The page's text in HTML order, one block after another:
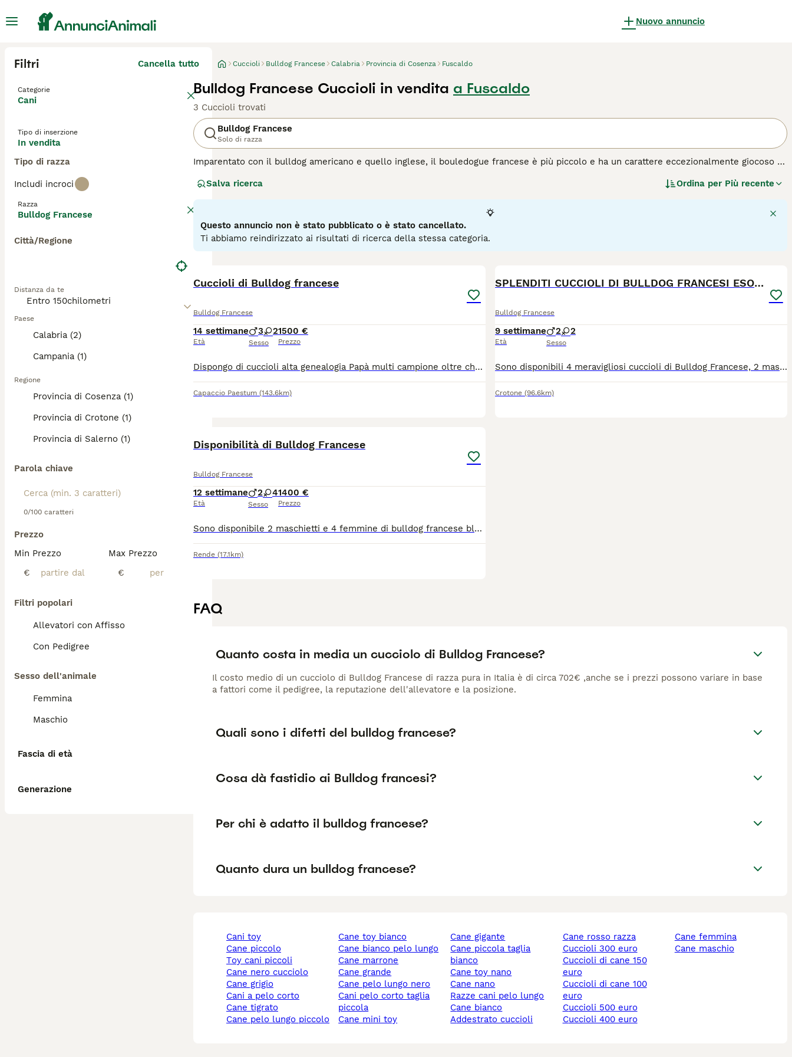
Nuovo annuncio
Filtri Cancella tutto
Categorie
Cani
Tipo di inserzione
In vendita
Tipo di razza
Includi incroci
Razza
Bulldog Francese
Città/Regione
Distanza da te
Paese
Calabria (2)
Campania (1)
Regione
Provincia di Cosenza (1)
Provincia di Crotone (1)
Provincia di Salerno (1)
Parola chiave
0/100 caratteri
Prezzo
Min Prezzo
€
Max Prezzo
€
Filtri popolari
Allevatori con Affisso
Con Pedigree
Sesso dell'animale
Femmina
Maschio
Fascia di età
Generazione
Cuccioli Bulldog Francese Calabria Provincia di Cosenza Fuscaldo
Bulldog Francese Cuccioli in vendita a Fuscaldo
3 Cuccioli trovati
Bulldog Francese
Solo di razza
Imparentato con il bulldog americano e quello inglese, il bouledogue francese è più piccolo e ha un carattere eccezionalmente giocoso e
in altre parti del mondo. I bouledogue francesi ricercano un sacco di attenzioni e amano niente di meglio che trascorrere del tempo con i
Leggi la nostra pagina di consigli sul Bouledogue Francese per informazioni su questa razza di cane.
Salva ricerca Ordina per Più recente
Questo annuncio non è stato pubblicato o è stato cancellato.
Ti abbiamo reindirizzato ai risultati di ricerca della stessa categoria.
Cuccioli di Bulldog francese
Bulldog Francese
14 settimane
Età
3 2
Sesso
1500 €
Prezzo
Dispongo di cuccioli alta genealogia Papà multi campione oltre che campione italiano e Total clear Mamma nata a casa mia corta compatta colore bianco rosso. Testata anche lei con 5 pannelli clear su 6 I nostri cuccioli sono allevati per salute ,morfologia e carattere. Ogni nostro cucciolo viene consegnato con contratto di garanzia Completo di: Microchip (Iscrizione all'anagrafe canina) Pedigree enci (L'unico documento che attesta l'originalità della razza) Libretto sanitario (Il libretto delle vaccinazioni) Attestato di sana e robusta costituzione (Viene rilasciato dal nostro veterinario al momento della consegna) Puppy kit (Che comprende 1 kg di crocchette royal canin più misurino borsa per i giochini e portachiavi matisonkennel cartellina porta documenti.) Possibilità di prenotare il taxi dog per la consegna in tutta Italia! Cosa aspetti? Contattaci per conoscere il tuo nuovo cucciolo per venirci a trovare...oppure per un primo contatto conoscitivo. Ti aspettiamo!
Capaccio Paestum (143.6km)
SPLENDITI CUCCIOLI DI BULLDOG FRANCESI ESOTICI
Bulldog Francese
9 settimane
Età
2 2
Sesso
Sono disponibili 4 meravigliosi cuccioli di Bulldog Francese, 2 maschi e 2 femmine, allevati con amore all'interno della nostra famiglia. Fin dai primi giorni di vita crescono in casa, in un ambiente tranquillo, pulito, ricevendo ogni giorno attenzioni, cure e tanto contatto umano. ? La mamma è visibile presso la mia abitazione e vive insieme ai cuccioli. Il papà è stato accuratamente selezionato ed è possibile visionare foto e informazioni su richiesta. I cuccioli saranno affidati solo al raggiungimento dell'età prevista dalla legge, per garantire il corretto sviluppo fisico e comportamentale. Per maggiori informazioni, foto, video o per conoscere la disponibilità dei singoli cuccioli, non esitate a contattarmi.
Crotone (96.6km)
Disponibilità di Bulldog Francese
Bulldog Francese
12 settimane
Età
2 4
Sesso
1400 €
Prezzo
Sono disponibile 2 maschietti e 4 femmine di bulldog francese blu e blu/tan. Saranno disponibili già come previsto legalmente a 60gg o 90gg con tutte le vaccinazioni e antirabbica.
Rende (17.1km)
FAQ
Quanto costa in media un cucciolo di Bulldog Francese?
Il costo medio di un cucciolo di Bulldog Francese di razza pura in Italia è di circa 702€ ,anche se i prezzi possono variare in base
a fattori come il pedigree, la reputazione dell'allevatore e la posizione.
Quali sono i difetti del bulldog francese?
Cosa dà fastidio ai Bulldog francesi?
Per chi è adatto il bulldog francese?
Quanto dura un bulldog francese?
cani toy
cane piccolo
toy cani piccoli
cane nero cucciolo
cane grigio
cani a pelo corto
cane tigrato
cane pelo lungo piccolo
cane toy bianco
cane bianco pelo lungo
cane marrone
cane grande
cane pelo lungo nero
cani pelo corto taglia
piccola
cane mini toy
cane gigante
cane piccola taglia
bianco
cane toy nano
cane nano
razze cani pelo lungo
cane bianco
addestrato cuccioli
cane rosso razza
cuccioli 300 euro
cuccioli di cane 150
euro
cuccioli di cane 100
euro
cuccioli 500 euro
cuccioli 400 euro
cane femmina
cane maschio